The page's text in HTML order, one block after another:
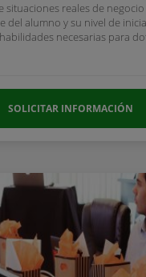
situaciones reales de
del alumno y su nivel de
necesarias para
SOLICITAR INFORMACIÓN